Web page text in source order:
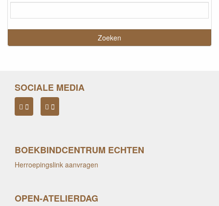
SOCIALE MEDIA
BOEKBINDCENTRUM ECHTEN
Herroepingslink aanvragen
OPEN-ATELIERDAG